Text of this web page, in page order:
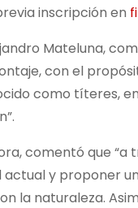
inscripción en
Mateluna,
con el
como títeres,
comentó que
y proponer
la naturaleza.